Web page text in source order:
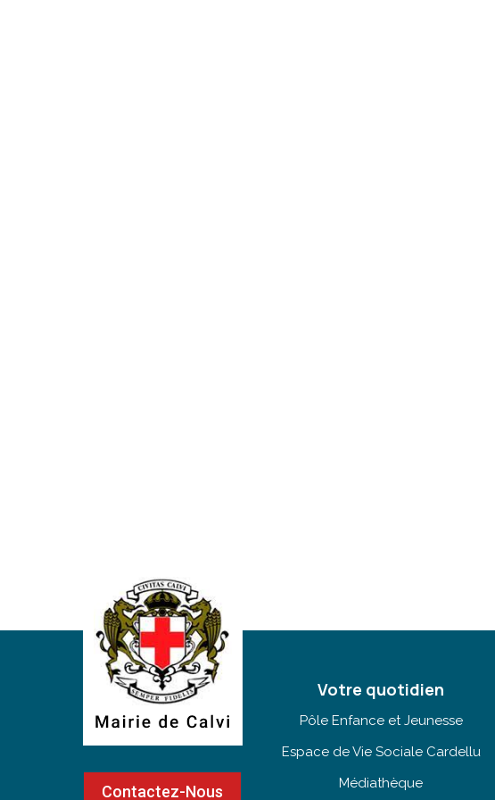
Contactez-Nous
Votre quotidien
Pôle Enfance et Jeunesse
Espace de Vie Sociale Cardellu
Médiathèque